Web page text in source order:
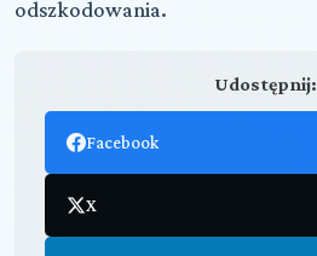
odszkodowania.
Udostępnij:
Facebook
X